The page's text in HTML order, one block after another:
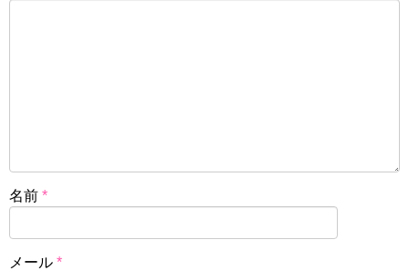
名前 *
メール *